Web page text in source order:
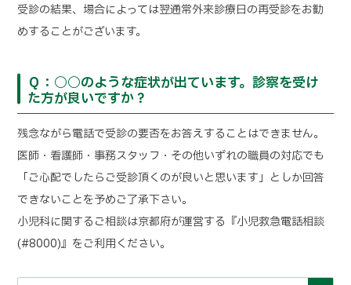
受診の結果、場合によっては翌通常外来診療日の再受診をお勧
めすることがございます。
Ｑ：○○のような症状が出ています。診察を受け
た方が良いですか？
残念ながら電話で受診の要否をお答えすることはできません。
医師・看護師・事務スタッフ・その他いずれの職員の対応でも
「ご心配でしたらご受診頂くのが良いと思います」としか回答
できないことを予めご了承下さい。
小児科に関するご相談は京都府が運営する『小児救急電話相談
(#8000)』をご利用ください。